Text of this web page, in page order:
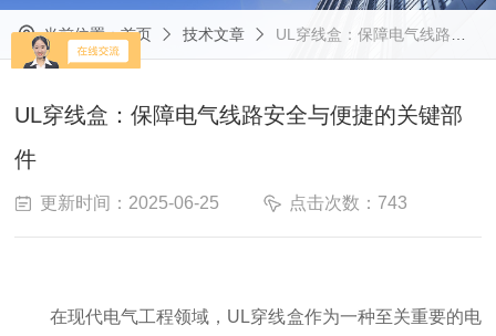
当前位置：首页 技术文章 UL穿线盒：保障电气线路安全与便捷的关键部件
UL穿线盒：保障电气线路安全与便捷的关键部
件
更新时间：2025-06-25 点击次数：743
在现代电气工程领域，UL穿线盒作为一种至关重要的电